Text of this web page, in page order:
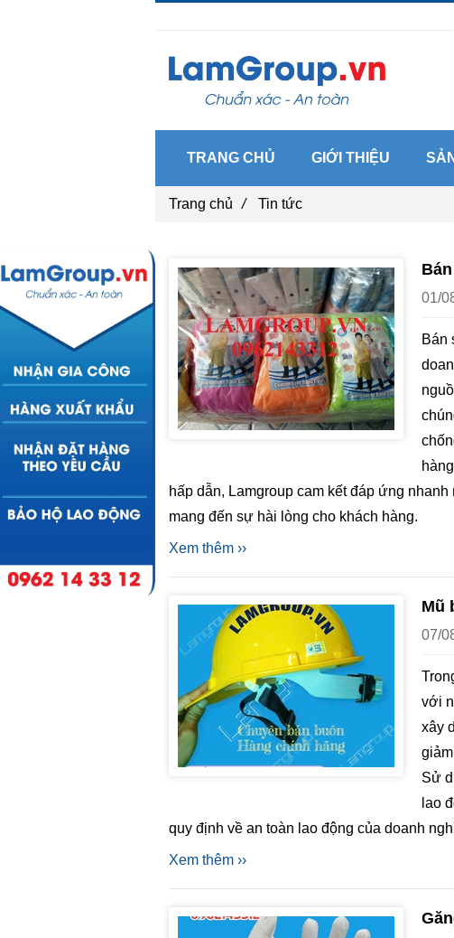
01/
Bán
hấp dẫn, Lamgroup cam kết đáp ứng
mang đến sự hài lòng cho khách hàng.
Xem thêm ››
Mũ
07/
với
xây
Sử
lao
quy định về an toàn lao động của doanh
Xem thêm ››
Trang chủ / Tin tức
TRANG CHỦ GIỚI THIỆU